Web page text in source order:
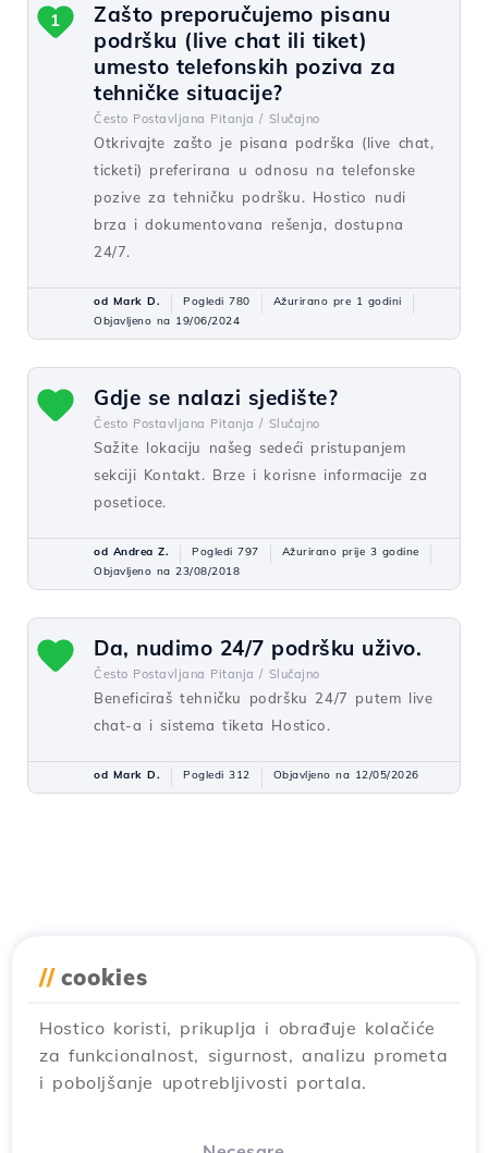
Zašto preporučujemo pisanu
podršku (live chat ili tiket)
umesto telefonskih poziva za
tehničke situacije?
Često Postavljana Pitanja / Slučajno
Otkrivajte zašto je pisana podrška (live chat,
ticketi) preferirana u odnosu na telefonske
pozive za tehničku podršku. Hostico nudi
brza i dokumentovana rešenja, dostupna
24/7.
1
od Mark D. Pogledi 780
Ažurirano pre 1 godini
Objavljeno na 19/06/2024
Gdje se nalazi sjedište?
Često Postavljana Pitanja / Slučajno
Sažite lokaciju našeg sedeći pristupanjem
sekciji Kontakt. Brze i korisne informacije za
posetioce.
od Andrea Z. Pogledi 797
Ažurirano prije 3 godine
Objavljeno na 23/08/2018
Da, nudimo 24/7 podršku uživo.
Često Postavljana Pitanja / Slučajno
Beneficiraš tehničku podršku 24/7 putem live
chat-a i sistema tiketa Hostico.
od Mark D. Pogledi 312 Objavljeno na 12/05/2026
// cookies
Hostico koristi, prikuplja i obrađuje kolačiće
za funkcionalnost, sigurnost, analizu prometa
i poboljšanje upotrebljivosti portala.